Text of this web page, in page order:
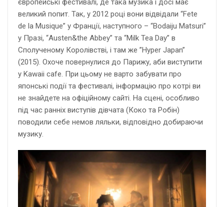
великий попит. Так, у 2012 році вони відвідали “Fete
de la Musique” у Франції, наступного – “Bodaiju Matsuri”
у Празі, “Austen&the Abbey” та “Milk Tea Day” в
Сполученому Королівстві, і там же ”Hyper Japan”
(2015). Охоче повернулися до Парижу, аби виступити
у Kawaii cafe. При цьому не варто забувати про
японські події та фестивалі, інформацію про котрі ви
не знайдете на офіційному сайті. На сцені, особливо
під час ранніх виступів дівчата (Коко та Робін)
поводили себе немов ляльки, відповідно добираючи
музику.